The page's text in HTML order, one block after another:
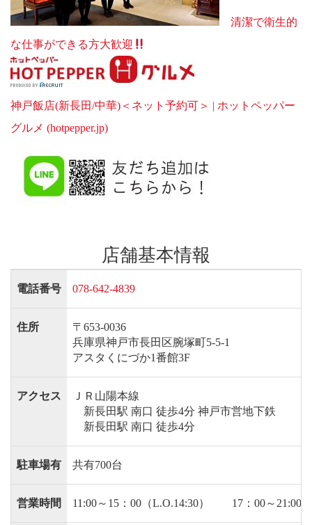
清潔で衛生的
な仕事ができる方大歓迎
神戸飯店(新長田/中華)＜ネット予約可＞ | ホットペッパー
グルメ (hotpepper.jp)
店舗基本情報
電話番号 078-642-4839
住所
〒653-0036
兵庫県神戸市長田区腕塚町5-5-1
アスタくにづか1番館3F
アクセス
ＪＲ山陽本線
新長田駅 南口 徒歩4分 神戸市営地下鉄
新長田駅 南口 徒歩4分
駐車場有 共有700台
営業時間 11:00～15：00（L.O.14:30） 17：00～21:00